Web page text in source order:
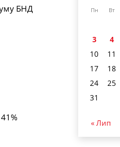
БНД
Пн Вт
3
4
10
11
17
18
24
25
31
« Лип